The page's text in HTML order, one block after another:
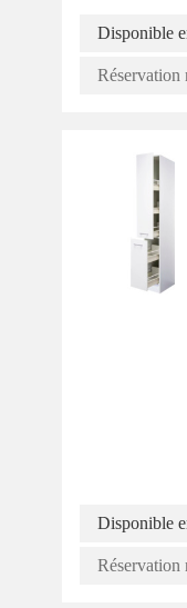
Disponible
Réservation
Disponible
Réservation